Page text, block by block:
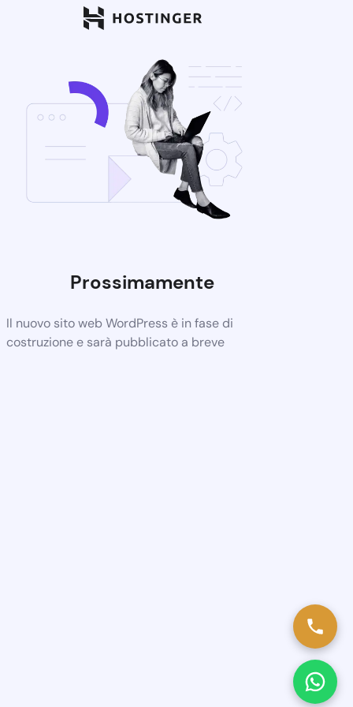
Prossimamente
Il nuovo sito web WordPress è in fase di
costruzione e sarà pubblicato a breve